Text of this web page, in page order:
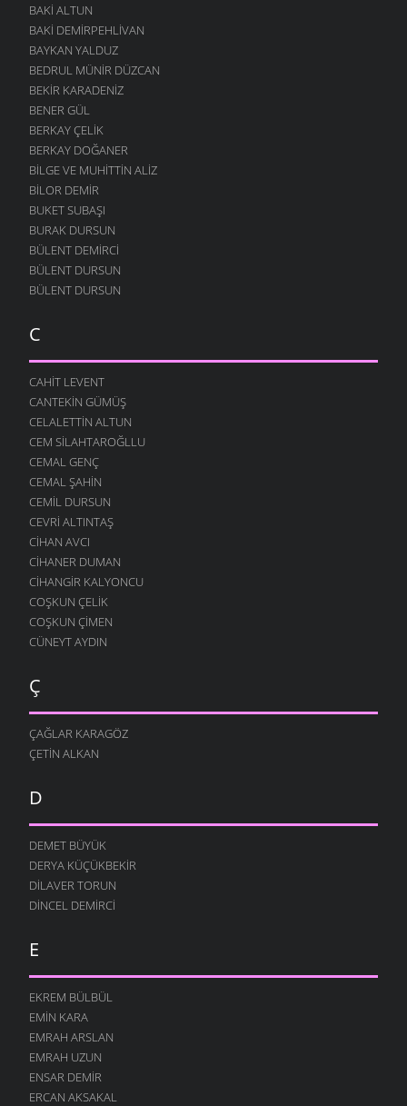
BAKI ALTUN
BAKI DEMIRPEHLIVAN
BAYKAN YALDUZ
BEDRUL MÜNIR DÜZCAN
BEKIR KARADENIZ
BENER GÜL
BERKAY ÇELIK
BERKAY DOĞANER
BILGE VE MUHITTIN ALIZ
BILOR DEMIR
BUKET SUBAŞI
BURAK DURSUN
BÜLENT DEMIRCI
BÜLENT DURSUN
BÜLENT DURSUN
C
CAHIT LEVENT
CANTEKIN GÜMÜŞ
CELALETTIN ALTUN
CEM SILAHTAROĞLLU
CEMAL GENÇ
CEMAL ŞAHIN
CEMIL DURSUN
CEVRI ALTINTAŞ
CIHAN AVCI
CIHANER DUMAN
CIHANGIR KALYONCU
COŞKUN ÇELIK
COŞKUN ÇIMEN
CÜNEYT AYDIN
Ç
ÇAĞLAR KARAGÖZ
ÇETIN ALKAN
D
DEMET BÜYÜK
DERYA KÜÇÜKBEKIR
DILAVER TORUN
DINCEL DEMIRCI
E
EKREM BÜLBÜL
EMIN KARA
EMRAH ARSLAN
EMRAH UZUN
ENSAR DEMIR
ERCAN AKSAKAL